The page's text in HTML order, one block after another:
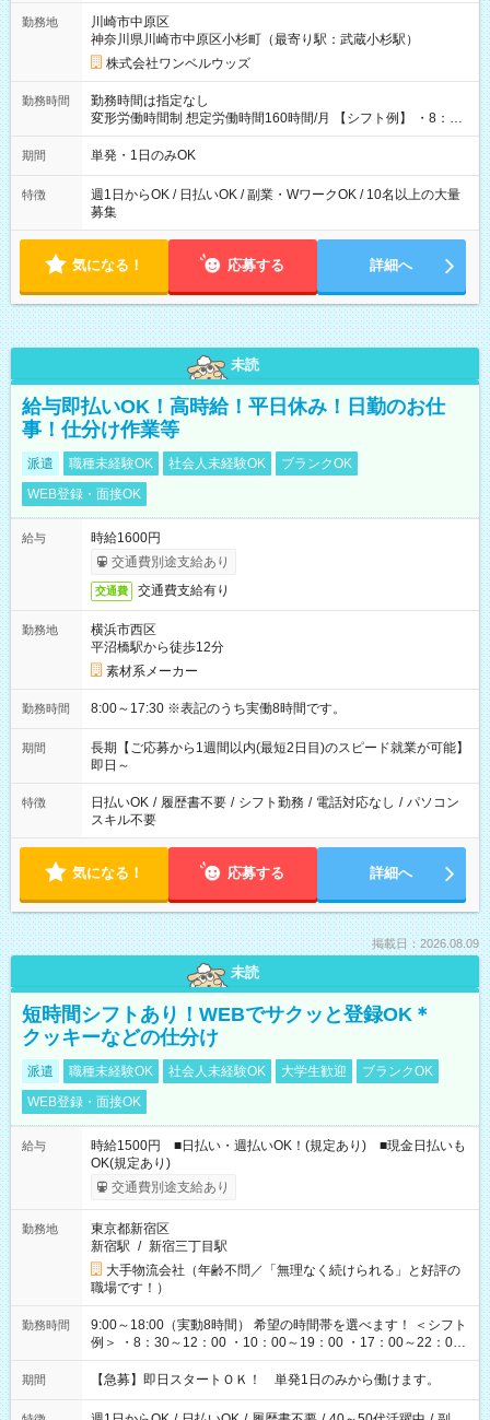
勤務地
川崎市中原区
神奈川県川崎市中原区小杉町（最寄り駅：武蔵小杉駅）
株式会社ワンベルウッズ
勤務時間
勤務時間は指定なし
変形労働時間制 想定労働時間160時間/月 【シフト例】 ・8：00
～21：00
期間 単発・1日のみOK
特徴
週1日からOK / 日払いOK / 副業・WワークOK / 10名以上の大量
募集
気になる！ 応募する 詳細へ
未読
給与即払いOK！高時給！平日休み！日勤のお仕
事！仕分け作業等
派遣 職種未経験OK 社会人未経験OK
ブランクOK
WEB登録・面接OK
給与
時給1600円
交通費別途支給あり
交通費 交通費支給有り
勤務地
横浜市西区
平沼橋駅から徒歩12分
素材系メーカー
勤務時間 8:00～17:30 ※表記のうち実働8時間です。
期間
長期【ご応募から1週間以内(最短2日目)のスピード就業が可能】
即日～
特徴 日払いOK / 履歴書不要 / シフト勤務 / 電話対応なし / パソコン
スキル不要
気になる！ 応募する 詳細へ
掲載日：2026.08.09
未読
短時間シフトあり！WEBでサクッと登録OK＊
クッキーなどの仕分け
派遣 職種未経験OK 社会人未経験OK 大学生歓迎
ブランクOK
WEB登録・面接OK
給与
時給1500円 ■日払い・週払いOK！(規定あり) ■現金日払いも
OK(規定あり)
交通費別途支給あり
勤務地
東京都新宿区
新宿駅 / 新宿三丁目駅
大手物流会社（年齢不問／「無理なく続けられる」と好評の
職場です！）
勤務時間
9:00～18:00（実動8時間） 希望の時間帯を選べます！ ＜シフト
例＞ ・8：30～12：00 ・10：00～19：00 ・17：00～22：00
・13：00～22：00 ・22：00～翌6：00 など
期間 【急募】即日スタートＯＫ！ 単発1日のみから働けます。